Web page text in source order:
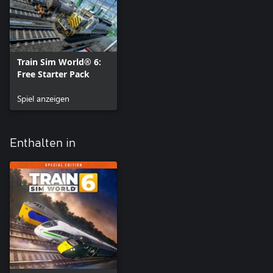
Train Sim World® 6:
Free Starter Pack
Spiel anzeigen
Enthalten in